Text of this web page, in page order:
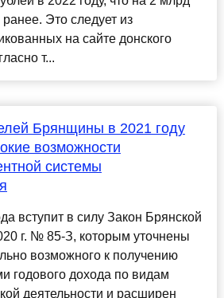
Это следует из
на сайте донского
т...
Брянщины в 2021 году
возможности
системы
вступит в силу Закон Брянской
г. № 85-З, которым уточнены
возможного к получению
годового дохода по видам
деятельности и расширен